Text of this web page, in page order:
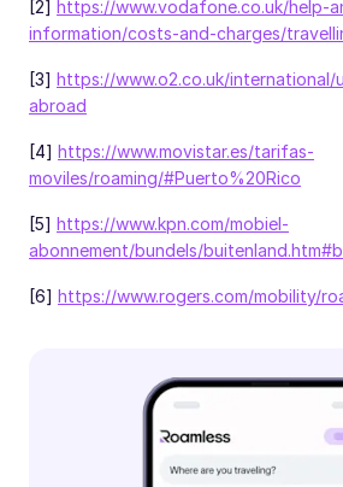
[2] https://www.vodafone.co.uk/help-
information/costs-and-charges/
[3] https://www.o2.co.uk/international/
abroad
[4] https://www.movistar.es/tarifas-
moviles/roaming/#Puerto%20Rico
[5] https://www.kpn.com/mobiel-
abonnement/bundels/
[6] https://www.rogers.com/mobility/